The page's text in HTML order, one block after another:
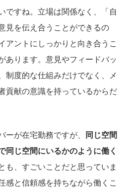
ですね。立場は関係なく、「自
見を伝え合うことができるの
アントにしっかりと向き合うこ
あります。意見やフィードバッ
制度的な仕組みだけでなく、メ
貢献の意識を持っているからだ
ーが在宅勤務ですが、
同じ空間
同じ空間にいるかのように働く
も、すごいことだと思っていま
感と信頼感を持ちながら働くこ